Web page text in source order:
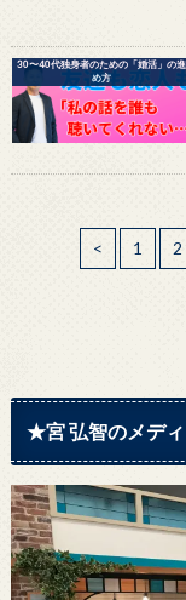
30〜40代独身者のための「婚活」の進
め方
< 1 2
★宮 弘智のメデ